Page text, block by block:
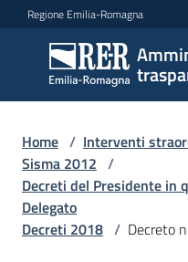
Vai al contenuto
Vai alla navigazione
Vai al footer
Regione Emilia-Romagna
Sottosezioni
Accesso
Home / Interventi
Sisma 2012 /
Decreti del Presidente in
Delegato
Decreti 2018 / Decreto